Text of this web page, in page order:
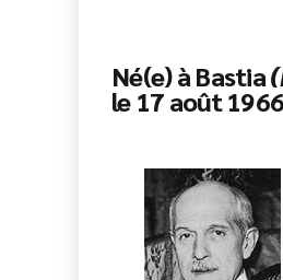
Né(e) à Bastia
le 17 août 1966